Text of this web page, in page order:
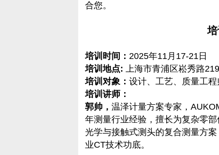
合您。
培训时间： 2025年11月17-21日
培训地点: 上海市青浦区崧秀路
培训对象： 设计、工艺、质量工
培训讲师：
郭帅， 温泽计量方案专家，
年测量行业经验，擅长为复杂零
光学与接触式测头的复合测量方
业CT技术功底。